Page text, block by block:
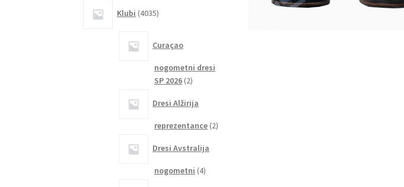
Klubi 4035izdelkov
Curaçao
nogometni dresi
SP 2026 22
Dresi Alžirija
reprezentance 22
Dresi Avstralija
nogometni 44